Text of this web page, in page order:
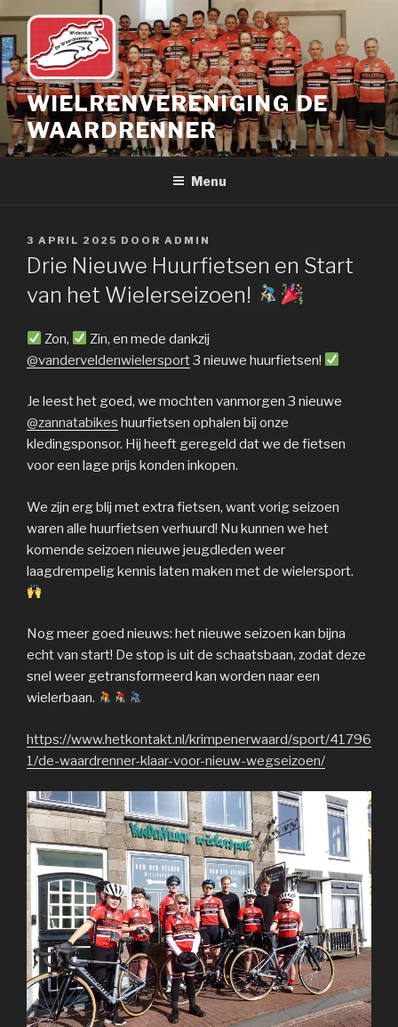
de
inhoud
springen
WIELRENVERENIGING DE
WAARDRENNER
Menu
GEPLAATST
OP
3 APRIL 2025 DOOR ADMIN
Drie Nieuwe Huurfietsen en Start
van het Wielerseizoen!
Zon,
Zin, en mede dankzij
@vanderveldenwielersport3 nieuwe huurfietsen!
Je leest het goed, we mochten vanmorgen 3 nieuwe
@zannatabikes huurfietsen ophalen bij onze
kledingsponsor. Hij heeft geregeld dat we de fietsen
voor een lage prijs konden inkopen.
We zijn erg blij met extra fietsen, want vorig seizoen
waren alle huurfietsen verhuurd! Nu kunnen we het
komende seizoen nieuwe jeugdleden weer
laagdrempelig kennis laten maken met de wielersport.
Nog meer goed nieuws: het nieuwe seizoen kan bijna
echt van start! De stop is uit de schaatsbaan, zodat deze
snel weer getransformeerd kan worden naar een
wielerbaan.
https://www.hetkontakt.nl/krimpenerwaard/sport/41796
1/de-waardrenner-klaar-voor-nieuw-wegseizoen/